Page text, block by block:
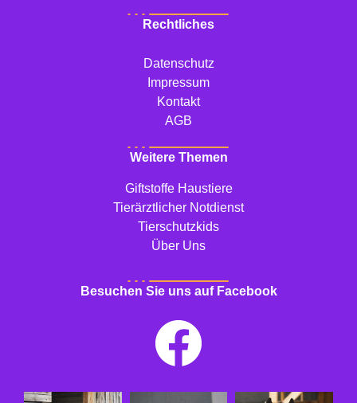
Rechtliches
Datenschutz
Impressum
Kontakt
AGB
Weitere Themen
Giftstoffe Haustiere
Tierärztlicher Notdienst
Tierschutzkids
Über Uns
Besuchen Sie uns auf Facebook